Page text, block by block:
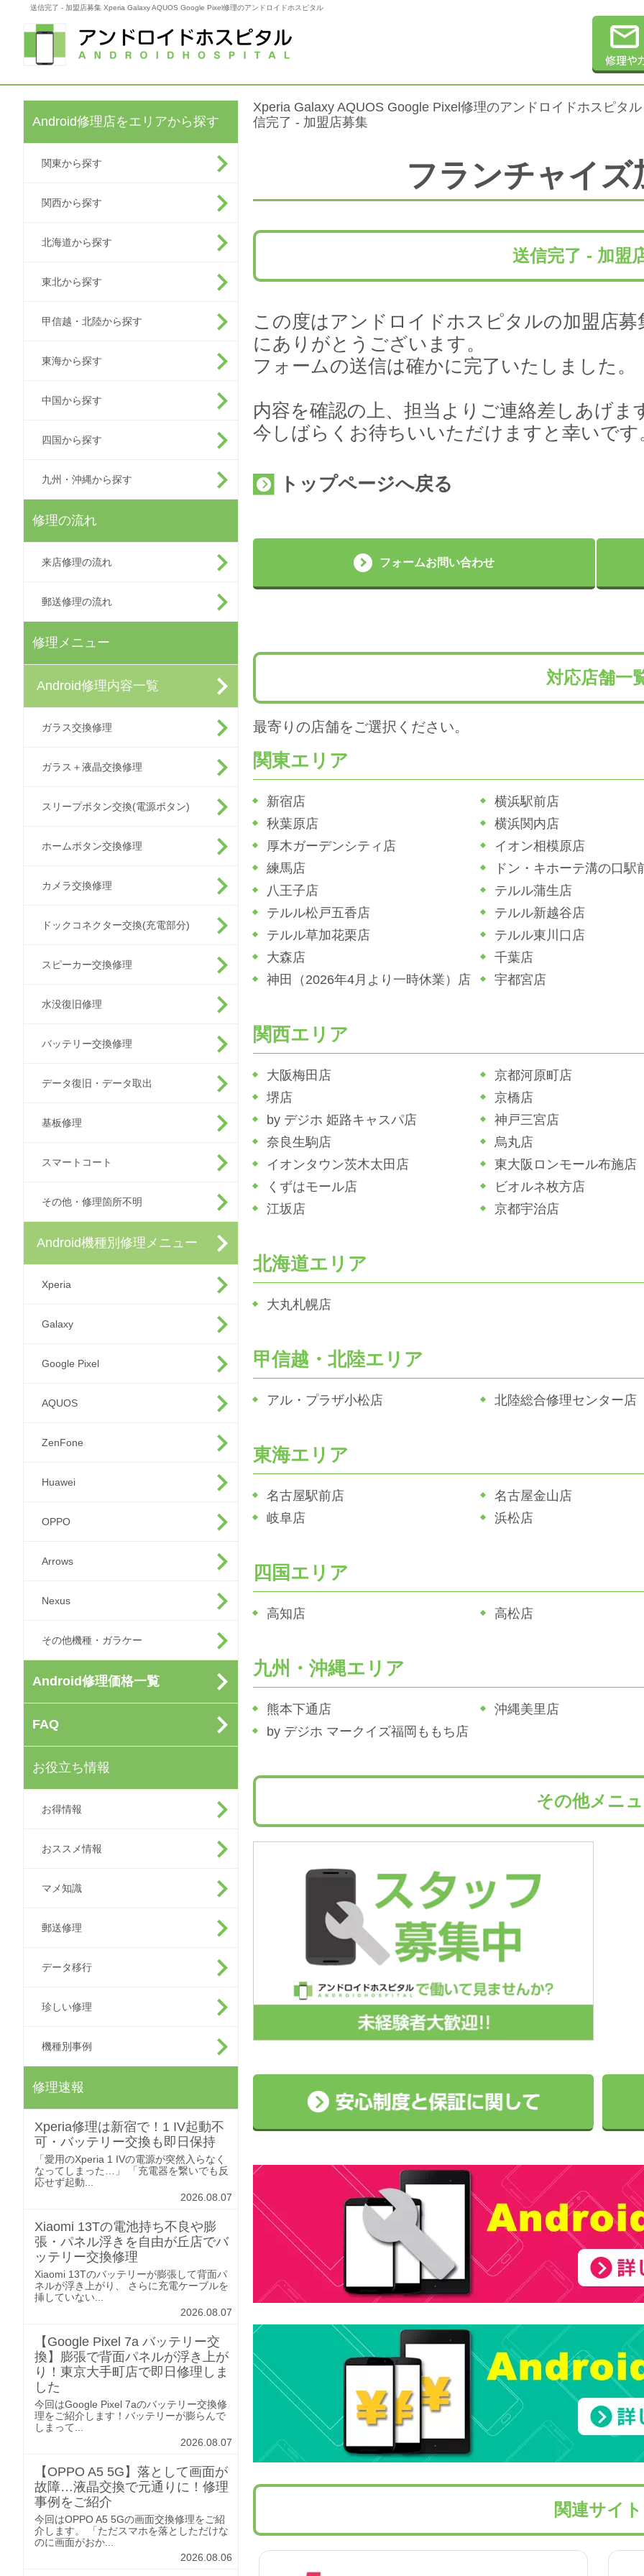
送信完了 - 加盟店募集 Xperia Galaxy AQUOS Google Pixel修理のアンドロイドホスピタル
Android修理店をエリアから探す
関東から探す
関西から探す
北海道から探す
東北から探す
甲信越・北陸から探す
東海から探す
中国から探す
四国から探す
九州・沖縄から探す
修理の流れ
来店修理の流れ
郵送修理の流れ
修理メニュー
Android修理内容一覧
ガラス交換修理
ガラス＋液晶交換修理
スリープボタン交換(電源ボタン)
ホームボタン交換修理
カメラ交換修理
ドックコネクター交換(充電部分)
スピーカー交換修理
水没復旧修理
バッテリー交換修理
データ復旧・データ取出
基板修理
スマートコート
その他・修理箇所不明
Android機種別修理メニュー
Xperia
Galaxy
Google Pixel
AQUOS
ZenFone
Huawei
OPPO
Arrows
Nexus
その他機種・ガラケー
Android修理価格一覧
FAQ
お役立ち情報
お得情報
おススメ情報
マメ知識
郵送修理
データ移行
珍しい修理
機種別事例
修理速報
Xperia修理は新宿で！1 IV起動不
可・バッテリー交換も即日保持
「愛用のXperia 1 IVの電源が突然入らなく
なってしまった…」 「充電器を繋いでも反
応せず起動...
2026.08.07
Xiaomi 13Tの電池持ち不良や膨
張・パネル浮きを自由が丘店でバ
ッテリー交換修理
Xiaomi 13Tのバッテリーが膨張して背面パ
ネルが浮き上がり、 さらに充電ケーブルを
挿していない...
2026.08.07
【Google Pixel 7a バッテリー交
換】膨張で背面パネルが浮き上が
り！東京大手町店で即日修理しま
した
今回はGoogle Pixel 7aのバッテリー交換修
理をご紹介します！バッテリーが膨らんで
しまって...
2026.08.07
【OPPO A5 5G】落として画面が
故障…液晶交換で元通りに！修理
事例をご紹介
今回はOPPO A5 5Gの画面交換修理をご紹
介します。 「ただスマホを落としただけな
のに画面がおか...
2026.08.06
Xperia Galaxy AQUOS Google Pixel修理のアンドロイドホスピタル
信完了 - 加盟店募集
フランチャイズ
送信完了 - 加盟
この度はアンドロイドホスピタルの加盟店
にありがとうございます。
フォームの送信は確かに完了いたしました。
内容を確認の上、担当よりご連絡差しあげま
今しばらくお待ちいいただけますと幸いです
トップページへ戻る
フォームお問い合わせ
対応店舗一
最寄りの店舗をご選択ください。
関東エリア
新宿店
横浜駅前店
秋葉原店
横浜関内店
厚木ガーデンシティ店
イオン相模原店
練馬店
ドン・キホーテ溝の口駅
八王子店
テルル蒲生店
テルル松戸五香店
テルル新越谷店
テルル草加花栗店
テルル東川口店
大森店
千葉店
神田（2026年4月より一時休業）店
宇都宮店
関西エリア
大阪梅田店
京都河原町店
堺店
京橋店
by デジホ 姫路キャスパ店
神戸三宮店
奈良生駒店
烏丸店
イオンタウン茨木太田店
東大阪ロンモール布施店
くずはモール店
ビオルネ枚方店
江坂店
京都宇治店
北海道エリア
大丸札幌店
甲信越・北陸エリア
アル・プラザ小松店 北陸総合修理センター店
東海エリア
名古屋駅前店
名古屋金山店
岐阜店
浜松店
四国エリア
高知店 高松店
九州・沖縄エリア
熊本下通店
沖縄美里店
by デジホ マークイズ福岡ももち店
その他メニ
関連サイト